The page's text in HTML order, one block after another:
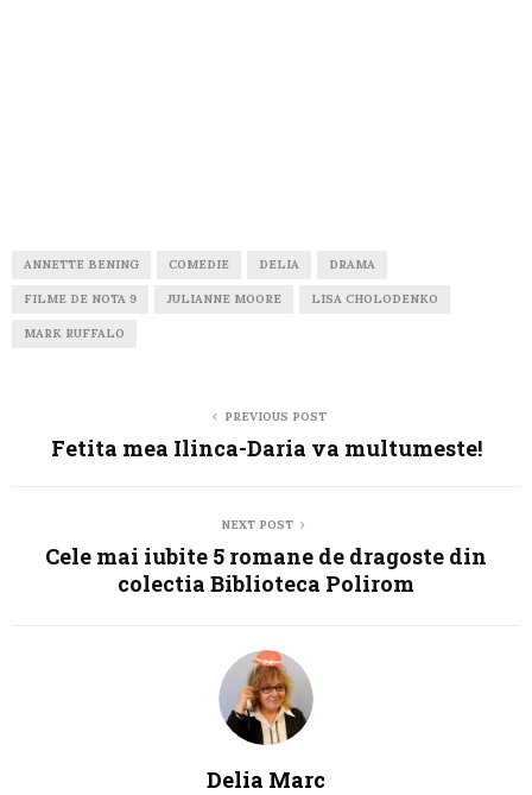
ANNETTE BENING COMEDIE DELIA DRAMA
FILME DE NOTA 9 JULIANNE MOORE LISA CHOLODENKO
MARK RUFFALO
PREVIOUS POST
Fetita mea Ilinca-Daria va multumeste!
NEXT POST
Cele mai iubite 5 romane de dragoste din
colectia Biblioteca Polirom
Delia Marc